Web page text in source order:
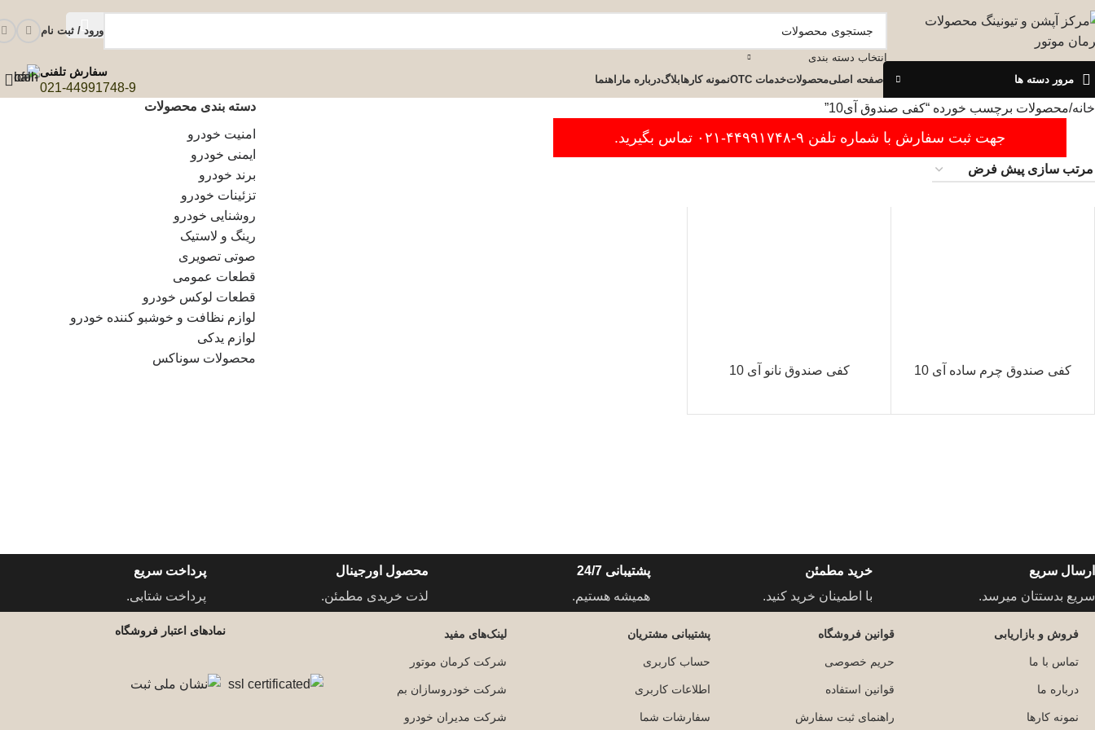
انتخاب دسته بندی
ورود / ثبت نام
مرور دسته ها صفحه اصلیمحصولاتخدمات OTC نمونه کارهابلاگدرباره ماراهنما
سفارش تلفنی
021-44991748-9
خانه محصولات برچسب خورده “کفی صندوق آی10”
جهت ثبت سفارش با شماره تلفن ۹-۴۴۹۹۱۷۴۸-۰۲۱ تماس بگیرید.
کفی صندوق چرم ساده آی 10 کفی صندوق نانو آی 10
دسته بندی محصولات
امنیت خودرو
ایمنی خودرو
برند خودرو
تزئینات خودرو
روشنایی خودرو
رینگ و لاستیک
صوتی تصویری
قطعات عمومی
قطعات لوکس خودرو
لوازم نظافت و خوشبو کننده خودرو
لوازم یدکی
محصولات سوناکس
ارسال سریع
سریع بدستتان میرسد.
خرید مطمئن
با اطمینان خرید کنید.
پشتیبانی 24/7
همیشه هستیم.
محصول اورجینال
لذت خریدی مطمئن.
پرداخت سریع
پرداخت شتابی.
فروش و بازاریابی
تماس با ما
درباره ما
نمونه کارها
قوانین فروشگاه
حریم خصوصی
قوانین استفاده
راهنمای ثبت سفارش
پشتیبانی مشتریان
حساب کاربری
اطلاعات کاربری
سفارشات شما
لینک‌های مفید
شرکت کرمان موتور
شرکت خودروسازان بم
شرکت مدیران خودرو
نمادهای اعتبار فروشگاه